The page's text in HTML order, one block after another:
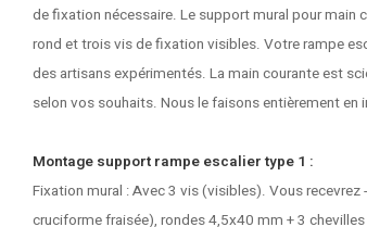
de fixation nécessaire. Le support mural pour main
rond et trois vis de fixation visibles. Votre rampe
des artisans expérimentés. La main courante est
selon vos souhaits. Nous le faisons entièrement
Montage support rampe escalier type 1 :
Fixation mural : Avec 3 vis (visibles). Vous
cruciforme fraisée), rondes 4,5x40 mm + 3